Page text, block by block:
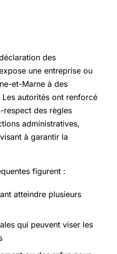
des
une entreprise ou
et-Marne à des
autorités ont renforcé
respect des règles
administratives,
à garantir la
figurent :
atteindre plusieurs
qui peuvent viser les